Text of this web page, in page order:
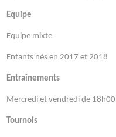
Equipe
Equipe mixte
Enfants nés en 2017 et 2018
Entraînements
Mercredi et vendredi de 18h00
Tournois